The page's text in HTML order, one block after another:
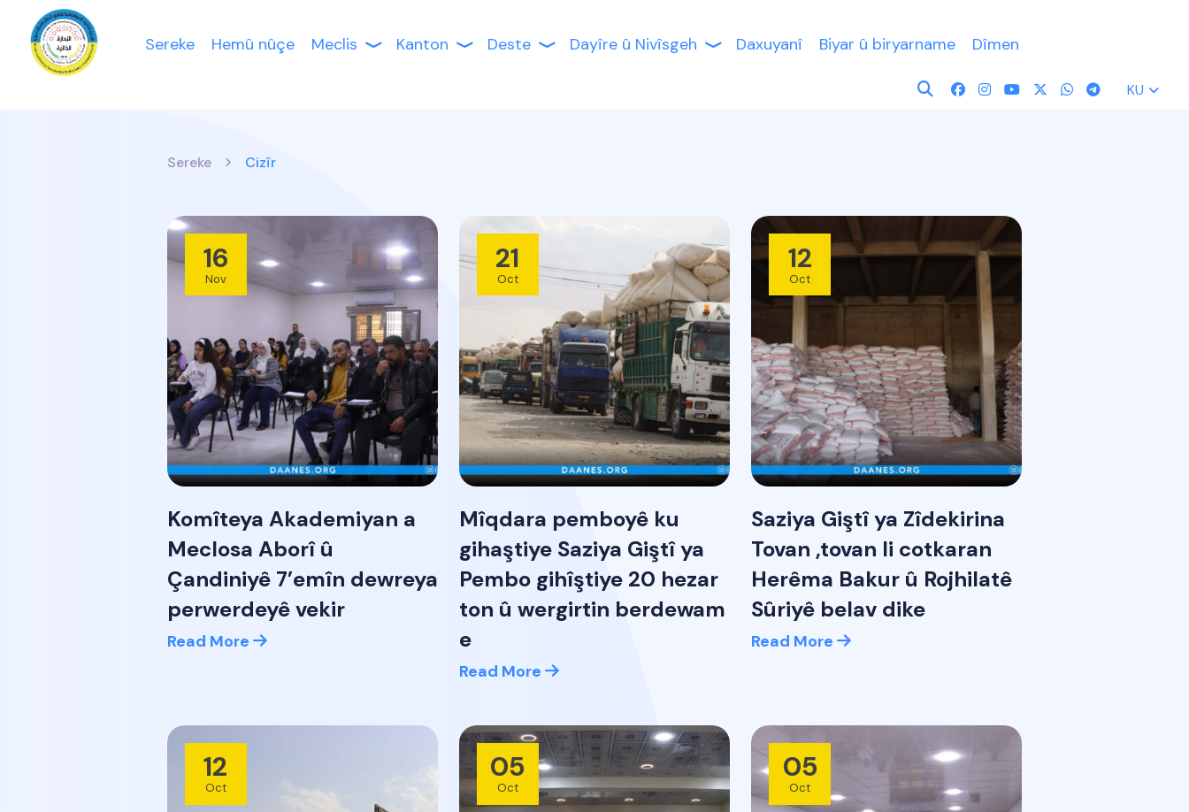
Sereke Hemû nûçe Meclis Kanton Deste Dayîre û Nivîsgeh Daxuyanî Biyar û biryarname Dîmen
KU
Sereke Cizîr
16
Nov
Komîteya Akademiyan a
Meclosa Aborî û
Çandiniyê 7’emîn dewreya
perwerdeyê vekir
Read More
21
Oct
Mîqdara pemboyê ku
gihaştiye Saziya Giştî ya
Pembo gihîştiye 20 hezar
ton û wergirtin berdewam
e
Read More
12
Oct
Saziya Giştî ya Zîdekirina
Tovan ,tovan li cotkaran
Herêma Bakur û Rojhilatê
Sûriyê belav dike
Read More
12
Oct
05
Oct
05
Oct